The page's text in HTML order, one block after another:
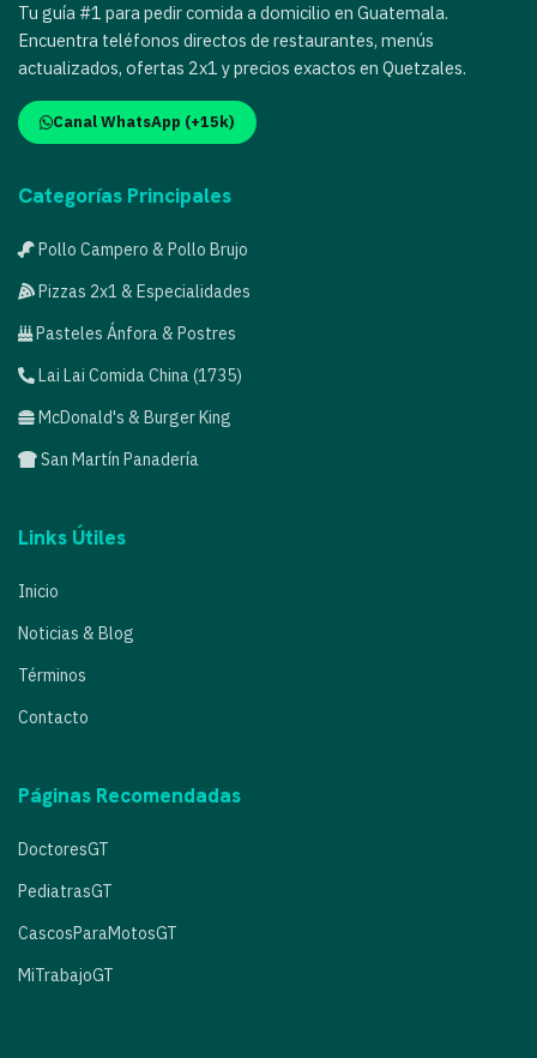
Tu guía #1 para pedir comida a domicilio en Guatemala.
Encuentra teléfonos directos de restaurantes, menús
actualizados, ofertas 2x1 y precios exactos en Quetzales.
Canal WhatsApp (+15k)
Categorías Principales
Pollo Campero & Pollo Brujo
Pizzas 2x1 & Especialidades
Pasteles Ánfora & Postres
Lai Lai Comida China (1735)
McDonald's & Burger King
San Martín Panadería
Links Útiles
Inicio
Noticias & Blog
Términos
Contacto
Páginas Recomendadas
DoctoresGT
PediatrasGT
CascosParaMotosGT
MiTrabajoGT